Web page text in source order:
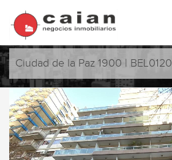
Ciudad de la Paz 1900 | BEL0120